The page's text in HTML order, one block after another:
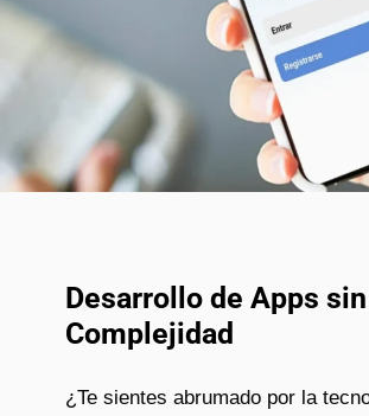
Desarrollo de Apps sin
Complejidad
¿Te sientes abrumado por la